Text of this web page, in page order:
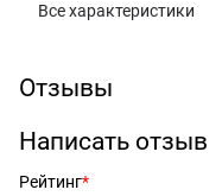
Все характеристики
Отзывы
Написать отзыв
Рейтинг